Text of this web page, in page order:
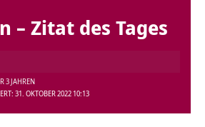
– Zitat des Tages
31. OKTOBER 2022 10:13
3 JAHREN